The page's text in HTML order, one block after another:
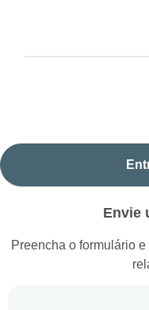
Envie
Preencha o formulário